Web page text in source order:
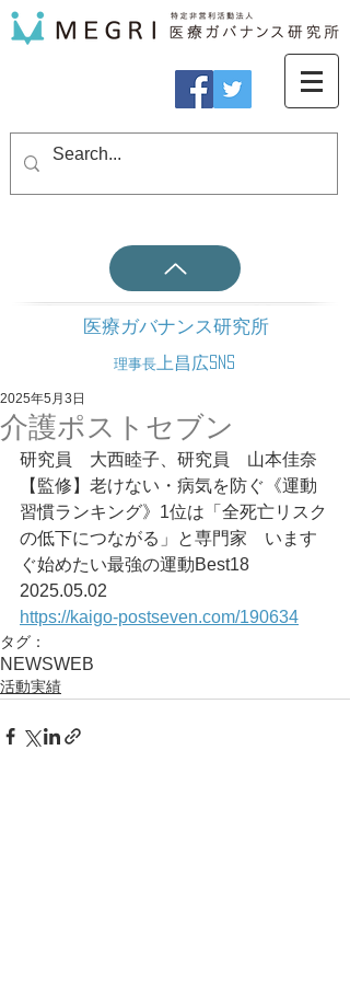
医療ガバナンス研究所
理事長 上昌広SNS
介護ポストセブン
2025年5月3日
研究員　大西睦子、研究員　山本佳奈
【監修】老けない・病気を防ぐ《運動
習慣ランキング》1位は「全死亡リスク
の低下につながる」と専門家　います
ぐ始めたい最強の運動Best18
2025.05.02
https://kaigo-postseven.com/190634
タグ：
NEWSWEB
活動実績